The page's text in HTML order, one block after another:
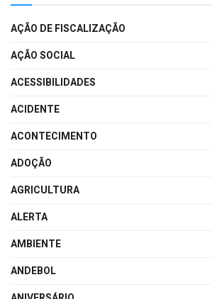
AÇÃO DE FISCALIZAÇÃO
AÇÃO SOCIAL
ACESSIBILIDADES
ACIDENTE
ACONTECIMENTO
ADOÇÃO
AGRICULTURA
ALERTA
AMBIENTE
ANDEBOL